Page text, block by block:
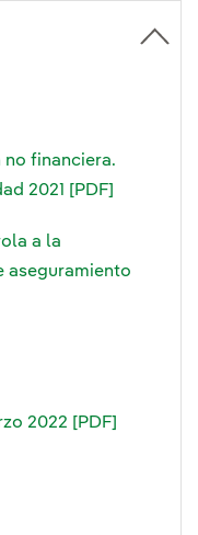
financiera.
2021 [PDF]
a la
aseguramiento
2022 [PDF]